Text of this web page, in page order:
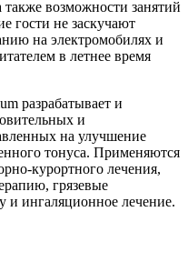
возможности занятий
гости не заскучают
на электромобилях и
в летнее время
разрабатывает и
и
на улучшение
тонуса. Применяются
курортного лечения,
грязевые
и ингаляционное лечение.